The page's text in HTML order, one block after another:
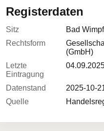
Registerdaten
Sitz
Bad
Rechtsform
(GmbH)
Letzte
Eintragung
Datenstand
2025-10-
Quelle